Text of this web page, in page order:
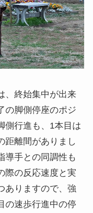
、終始集中が出来
の脚側停座のポジ
側行進も、1本目は
距離間がありまし
導手との同調性も
際の反応速度と実
ありますので、強
の速歩行進中の停